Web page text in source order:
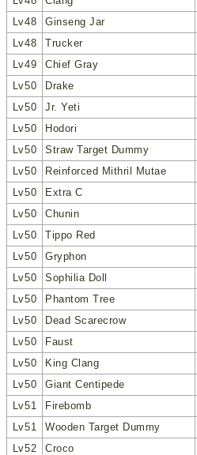
Lv48
Ginseng Jar
Lv48
Trucker
Lv49
Chief Gray
Lv50
Drake
Lv50
Jr. Yeti
Lv50
Hodori
Lv50
Straw Target Dummy
Lv50
Reinforced Mithril Mutae
Lv50
Extra C
Lv50
Chunin
Lv50
Tippo Red
Lv50
Gryphon
Lv50
Sophilia Doll
Lv50
Phantom Tree
Lv50
Dead Scarecrow
Lv50
Faust
Lv50
King Clang
Lv50
Giant Centipede
Lv51
Firebomb
Lv51
Wooden Target Dummy
Lv52
Croco